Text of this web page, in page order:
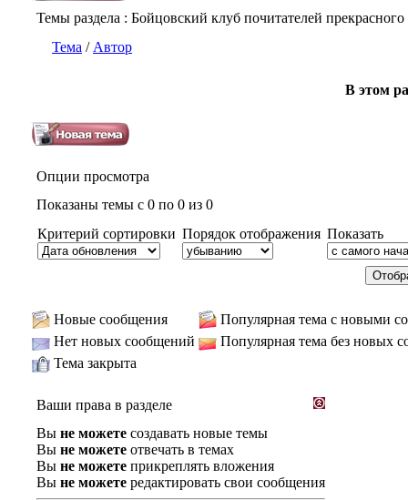
Темы раздела : Бойцовский клуб почитателей прекрасного
Тема / Автор
В этом
Опции просмотра
Показаны темы с 0 по 0 из 0
Критерий сортировки Порядок отображения Показать
Новые сообщения
Популярная тема с новыми
Нет новых сообщений
Популярная тема без новых
Тема закрыта
Ваши права в разделе
Вы не можете создавать новые темы
Вы не можете отвечать в темах
Вы не можете прикреплять вложения
Вы не можете редактировать свои сообщения